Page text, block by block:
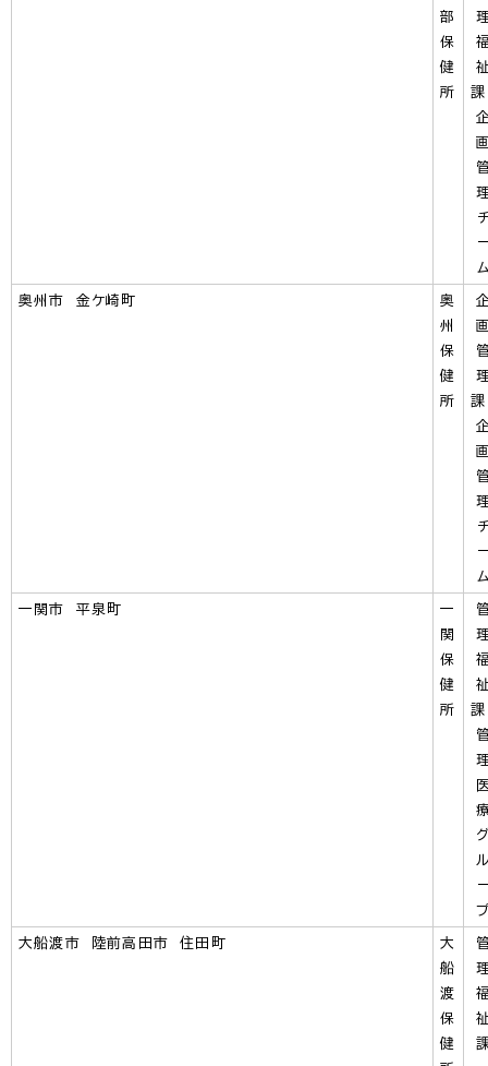
部
保
健
所
奥州市 金ケ崎町
奥
州
保
健
所
一関市 平泉町
一
関
保
健
所
大船渡市 陸前高田市 住田町
大
船
渡
保
健